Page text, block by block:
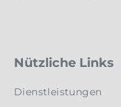
Nützliche Links
Dienstleistungen